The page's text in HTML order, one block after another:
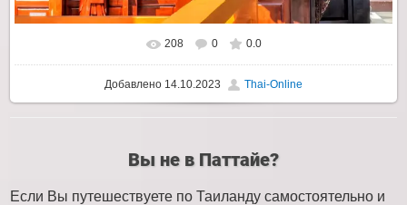
208 0 0.0
Добавлено 14.10.2023 Thai-Online
Вы не в Паттайе?
Если Вы путешествуете по Таиланду самостоятельно и